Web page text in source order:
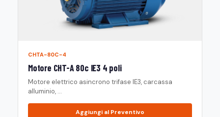
CHTA-80C-4
Motore CHT-A 80c IE3 4 poli
Motore elettrico asincrono trifase IE3, carcassa
alluminio, ...
Aggiungi al Preventivo